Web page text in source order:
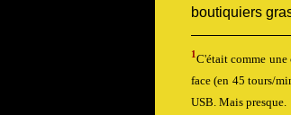
boutiquiers
1C'était comme
face (en 45 tours/
USB. Mais presque.